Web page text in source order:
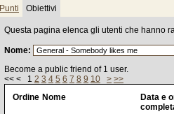
Punti Obiettivi
Questa pagina elenca gli utenti che hanno
Nome:
Become a public friend of 1 user.
<< < 1 2 3 4 5 6 7 8 9 10 > >>
Ordine Nome
Data e